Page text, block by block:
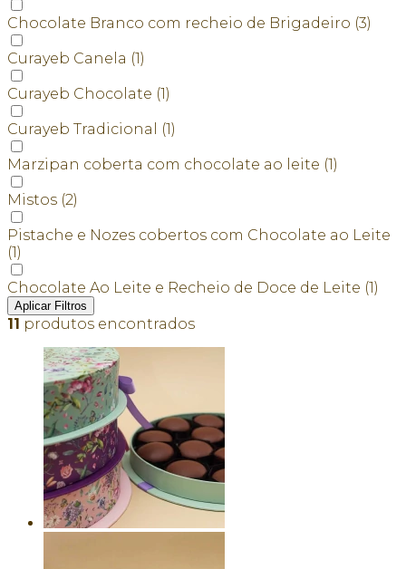
Chocolate Branco com recheio de Brigadeiro (3)
Curayeb Canela (1)
Curayeb Chocolate (1)
Curayeb Tradicional (1)
Marzipan coberta com chocolate ao leite (1)
Mistos (2)
Pistache e Nozes cobertos com Chocolate ao Leite
(1)
Chocolate Ao Leite e Recheio de Doce de Leite (1)
Aplicar Filtros
11 produtos encontrados